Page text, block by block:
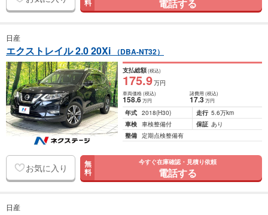
料 電話する
日産
エクストレイル 2.0 20Xi （DBA-NT32）
支払総額(税込)
175.9万円
車両価格(税込)
158.6万円
諸費用 (税込)
17.3 万円
年式 2018(H30) 走行 5.6万km
車検 車検整備付 保証 あり
整備 定期点検整備有
お気に入り 無
料
今すぐ在庫確認・見積り依頼
電話する
日産